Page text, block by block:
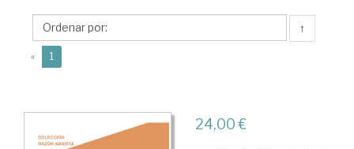
Therese
↑
« 1
24,00 €